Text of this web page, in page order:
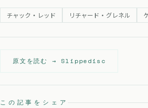
チャック・レッド リチャード・グレネル
原文を読む → Slippedisc
この記事をシェア